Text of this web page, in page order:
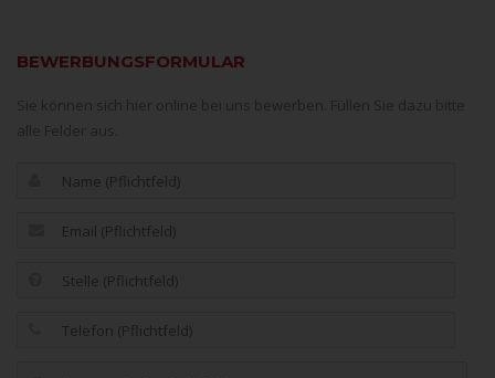
BEWERBUNGSFORMULAR
Sie können sich hier online bei uns bewerben. Füllen Sie dazu bitte
alle Felder aus.